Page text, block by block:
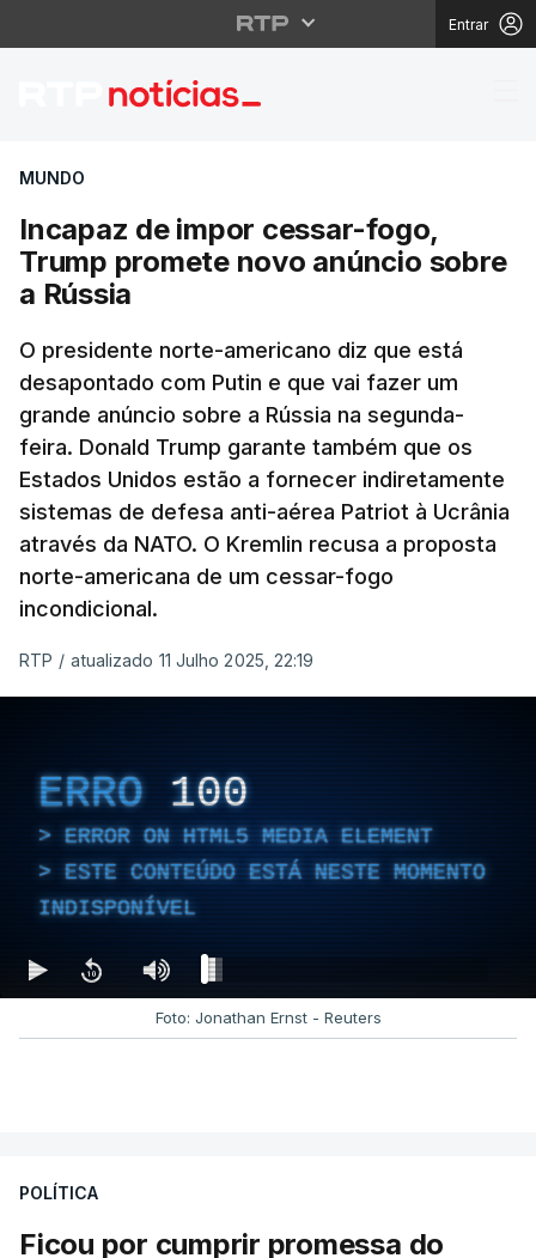
Entrar
Incapaz de impor
MUNDO
Incapaz de impor cessar-fogo,
Trump promete novo anúncio sobre
a Rússia
O presidente norte-americano diz que está
desapontado com Putin e que vai fazer um
grande anúncio sobre a Rússia na segunda-
feira. Donald Trump garante também que os
Estados Unidos estão a fornecer indiretamente
sistemas de defesa anti-aérea Patriot à Ucrânia
através da NATO. O Kremlin recusa a proposta
norte-americana de um cessar-fogo
incondicional.
RTP / atualizado 11 Julho 2025, 22:19
ERRO 100
ERROR ON HTML5 MEDIA ELEMENT
ESTE CONTEÚDO ESTÁ NESTE MOMENTO
INDISPONÍVEL
Foto: Jonathan Ernst - Reuters
POLÍTICA
Ficou por cumprir promessa do